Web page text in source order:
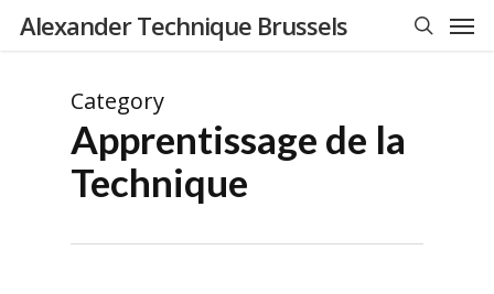
SkipAlexander Technique Brussels
Category
Apprentissage de la
Technique